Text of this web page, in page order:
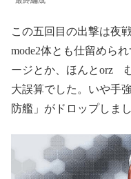
この五回目の出撃は夜
mode2体とも仕留めら
ージとか、ほんとorz
大誤算でした。いや手
防艦」がドロップしま